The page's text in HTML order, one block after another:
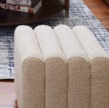
en nogada! Así